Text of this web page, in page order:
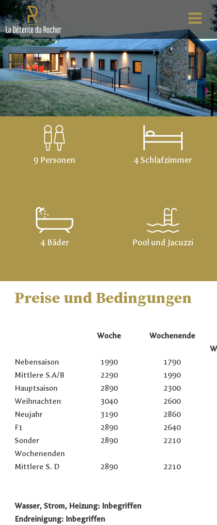
9 Personen 4 Schlafzimmer
4 Bäder Pool und Jacuzzi
Preise und Bedingungen
Woche
Wochenende
Nebensaison
1990
1790
Mittlere S.A/B
2290
1990
Hauptsaison
2890
2300
Weihnachten
3040
2600
Neujahr
3190
2860
F1
2890
2640
Sonder
Wochenenden
2890 2210
Mittlere S. D 2890 2210
Wasser, Strom, Heizung: Inbegriffen
Endreinigung: Inbegriffen